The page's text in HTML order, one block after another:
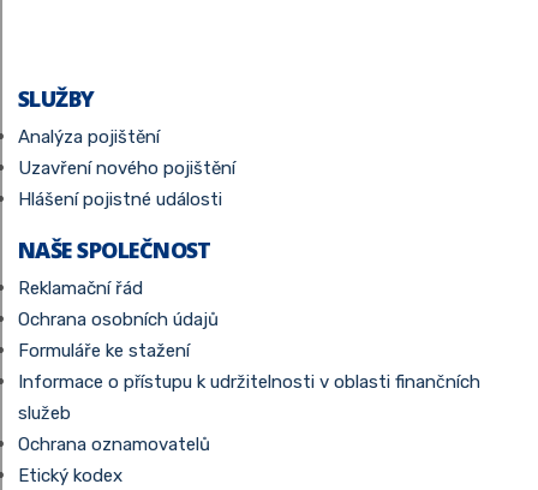
SLUŽBY
Analýza pojištění
Uzavření nového pojištění
Hlášení pojistné události
NAŠE SPOLEČNOST
Reklamační řád
Ochrana osobních údajů
Formuláře ke stažení
Informace o přístupu k udržitelnosti v oblasti finančních
služeb
Ochrana oznamovatelů
Etický kodex